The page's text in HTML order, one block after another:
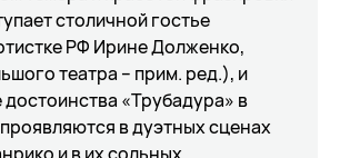
столичной гостье
РФ Ирине Долженко,
театра – прим. ред.), и
«Трубадура» в
в дуэтных сценах